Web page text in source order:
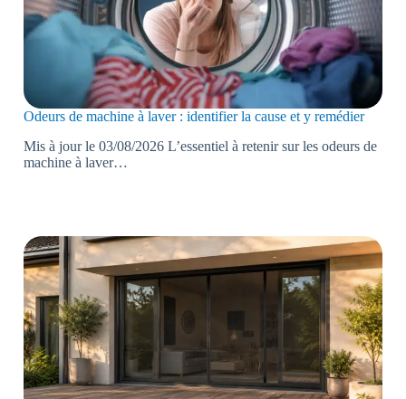
Odeurs de machine à laver : identifier la cause et y remédier
Mis à jour le 03/08/2026 L’essentiel à retenir sur les odeurs de
machine à laver…